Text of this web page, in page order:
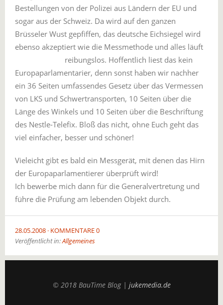
Bestellungen von der Polizei aus Ländern der EU und
sogar aus der Schweiz. Da wird auf den ganzen
Brüsseler Wust gepfiffen, das deutsche Eichsiegel wird
ebenso akzeptiert wie die Messmethode und alles läuft
reibungslos. Hoffentlich liest das kein
Europaparlamentarier, denn sonst haben wir nachher
ein 36 Seiten umfassendes Gesetz über das Vermessen
von LKS und Schwertransporten, 10 Seiten über die
Länge des Winkels und 10 Seiten über die Beschriftung
des Nestle-Telefix. Bloß das nicht, ohne Euch geht das
viel einfacher, besser und schöner!
Vieleicht gibt es bald ein Messgerät, mit denen das Hirn
der Europaparlamentierer überprüft wird!
Ich bewerbe mich dann für die Generalvertretung und
führe die Prüfung am lebenden Objekt durch.
28.05.2008 KOMMENTARE 0
Veröffentlicht in:Allgemeines
© 2018 BauTime Blog | jukemedia.de